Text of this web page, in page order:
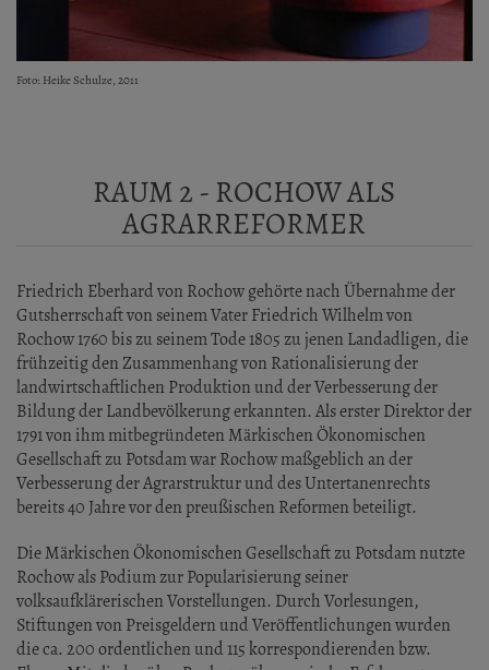
Foto: Heike Schulze, 2011
RAUM 2 - ROCHOW ALS
AGRARREFORMER
Friedrich Eberhard von Rochow gehörte nach Übernahme der
Gutsherrschaft von seinem Vater Friedrich Wilhelm von
Rochow 1760 bis zu seinem Tode 1805 zu jenen Landadligen, die
frühzeitig den Zusammenhang von Rationalisierung der
landwirtschaftlichen Produktion und der Verbesserung der
Bildung der Landbevölkerung erkannten. Als erster Direktor der
1791 von ihm mitbegründeten Märkischen Ökonomischen
Gesellschaft zu Potsdam war Rochow maßgeblich an der
Verbesserung der Agrarstruktur und des Untertanenrechts
bereits 40 Jahre vor den preußischen Reformen beteiligt.
Die Märkischen Ökonomischen Gesellschaft zu Potsdam nutzte
Rochow als Podium zur Popularisierung seiner
volksaufklärerischen Vorstellungen. Durch Vorlesungen,
Stiftungen von Preisgeldern und Veröffentlichungen wurden
die ca. 200 ordentlichen und 115 korrespondierenden bzw.